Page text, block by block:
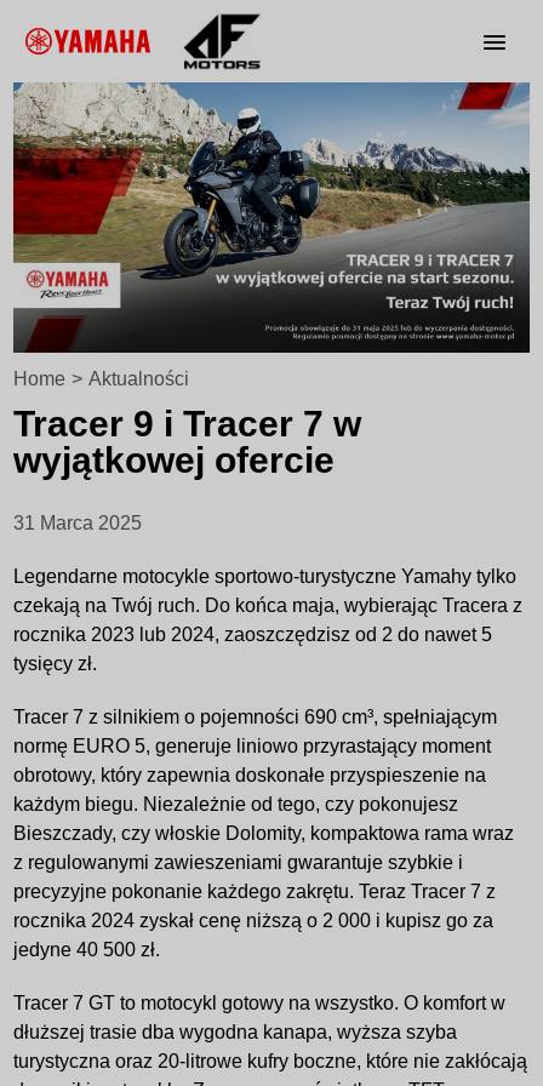
Home > Aktualności
Tracer 9 i Tracer 7 w
wyjątkowej ofercie
31 Marca 2025
Legendarne motocykle sportowo-turystyczne Yamahy tylko
czekają na Twój ruch. Do końca maja, wybierając Tracera z
rocznika 2023 lub 2024, zaoszczędzisz od 2 do nawet 5
tysięcy zł.
Tracer 7 z silnikiem o pojemności 690 cm³, spełniającym
normę EURO 5, generuje liniowo przyrastający moment
obrotowy, który zapewnia doskonałe przyspieszenie na
każdym biegu. Niezależnie od tego, czy pokonujesz
Bieszczady, czy włoskie Dolomity, kompaktowa rama wraz
z regulowanymi zawieszeniami gwarantuje szybkie i
precyzyjne pokonanie każdego zakrętu. Teraz Tracer 7 z
rocznika 2024 zyskał cenę niższą o 2 000 i kupisz go za
jedyne 40 500 zł.
Tracer 7 GT to motocykl gotowy na wszystko. O komfort w
dłuższej trasie dba wygodna kanapa, wyższa szyba
turystyczna oraz 20-litrowe kufry boczne, które nie zakłócają